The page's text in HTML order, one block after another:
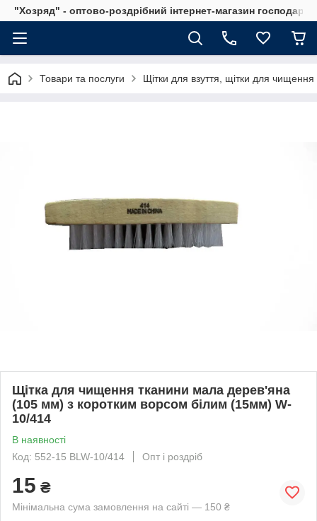
"Хозряд" - оптово-роздрібний інтернет-магазин
Товари та послуги Щітки для взуття, щітки для чищення
Щітка для чищення тканини мала дерев'яна
(105 мм) з коротким ворсом білим (15мм) W-
10/414
В наявності
Код: 552-15 BLW-10/414
Опт і роздріб
15 ₴
Мінімальна сума замовлення на сайті — 150 ₴